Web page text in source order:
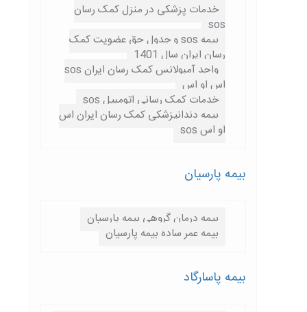
خدمات پزشکی در منزل کمک رسان
sos
بیمه sos و جدول حق عضویت کمک
رسان ایران سال 1401
واحد آمبولانس کمک رسان ایران sos
اس او اس
خدمات کمک رسانی اتومبیل sos
بیمه دندانپزشکی کمک رسان ایران اس
او اس sos
بیمه پارسيان
بیمه درمان گروهی بیمه پارسیان
بیمه عمر ساده بیمه پارسیان
بیمه پاسارگاد